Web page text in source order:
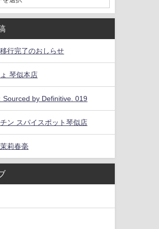
行完了のおしらせ
琴似本店
Sourced by Definitive. 019
ン スパイスポット琴似店
莉春毫